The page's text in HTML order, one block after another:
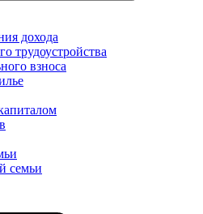
дохода
трудоустройства
взноса
семьи